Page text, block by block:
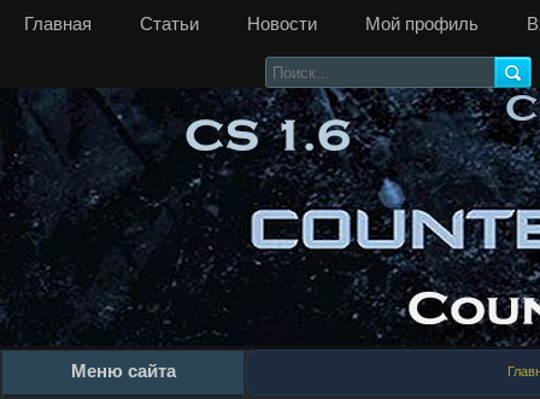
Главная Статьи Новости Мой профиль
Меню сайта